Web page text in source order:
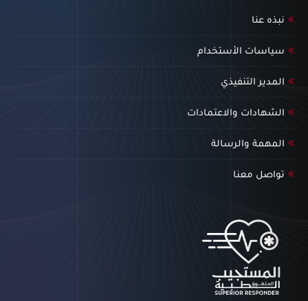
نبذه عنا
سياسات الأستخدام
المدير التنفيذي
الشهادات والاعتمادات
المهمة والرسالة
تواصل معنا